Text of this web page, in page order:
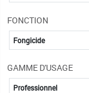
FONCTION
Fongicide
GAMME D'USAGE
Professionnel